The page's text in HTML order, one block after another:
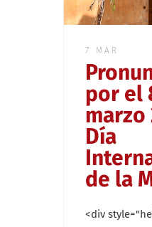
7 MAR
por el
marzo
Día
de la
<div